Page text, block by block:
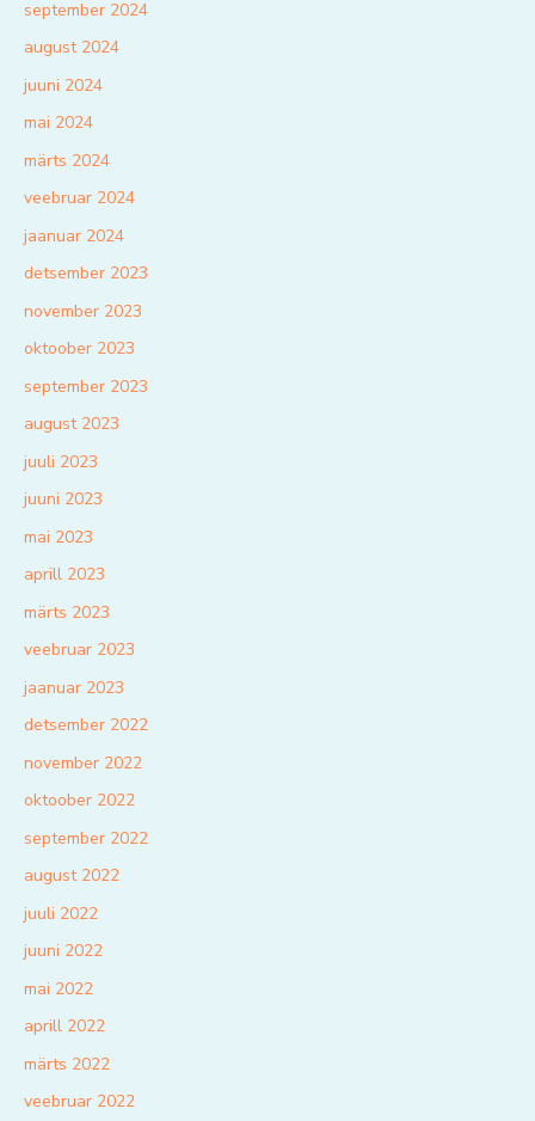
september 2024
august 2024
juuni 2024
mai 2024
märts 2024
veebruar 2024
jaanuar 2024
detsember 2023
november 2023
oktoober 2023
september 2023
august 2023
juuli 2023
juuni 2023
mai 2023
aprill 2023
märts 2023
veebruar 2023
jaanuar 2023
detsember 2022
november 2022
oktoober 2022
september 2022
august 2022
juuli 2022
juuni 2022
mai 2022
aprill 2022
märts 2022
veebruar 2022